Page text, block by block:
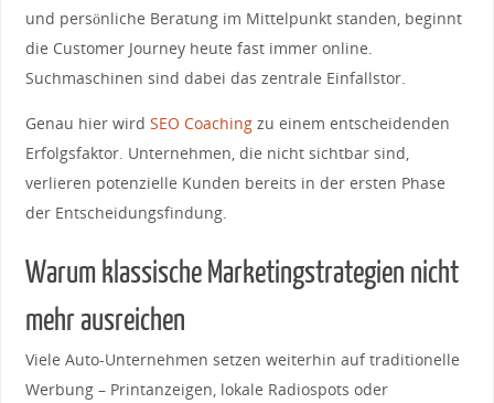
und persönliche Beratung im Mittelpunkt standen, beginnt
die Customer Journey heute fast immer online.
Suchmaschinen sind dabei das zentrale Einfallstor.
Genau hier wird SEO Coachingzu einem entscheidenden
Erfolgsfaktor. Unternehmen, die nicht sichtbar sind,
verlieren potenzielle Kunden bereits in der ersten Phase
der Entscheidungsfindung.
Warum klassische Marketingstrategien nicht
mehr ausreichen
Viele Auto-Unternehmen setzen weiterhin auf traditionelle
Werbung – Printanzeigen, lokale Radiospots oder